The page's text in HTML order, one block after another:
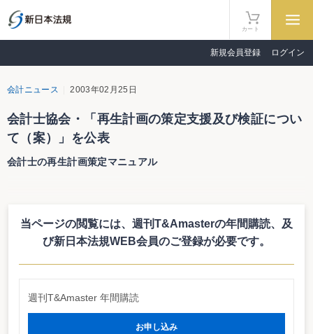
カート
新規会員登録 ログイン
会計ニュース 2003年02月25日
会計士協会・「再生計画の策定支援及び検証につい
て（案）」を公表
会計士の再生計画策定マニュアル
た。
この公開草案は、民事再生法等の法的手続による再生等に際し策定される再
生計画に関して、公認会計士が再生計画の策定支援業務並びに検証業務を行う
平成１５年４月３０日までコメントを募集している。
当ページの閲覧には、週刊T&Amasterの年間購読、 及
び新日本法規WEB会員のご登録が必要です。
週刊T&Amaster 年間購読
お申し込み